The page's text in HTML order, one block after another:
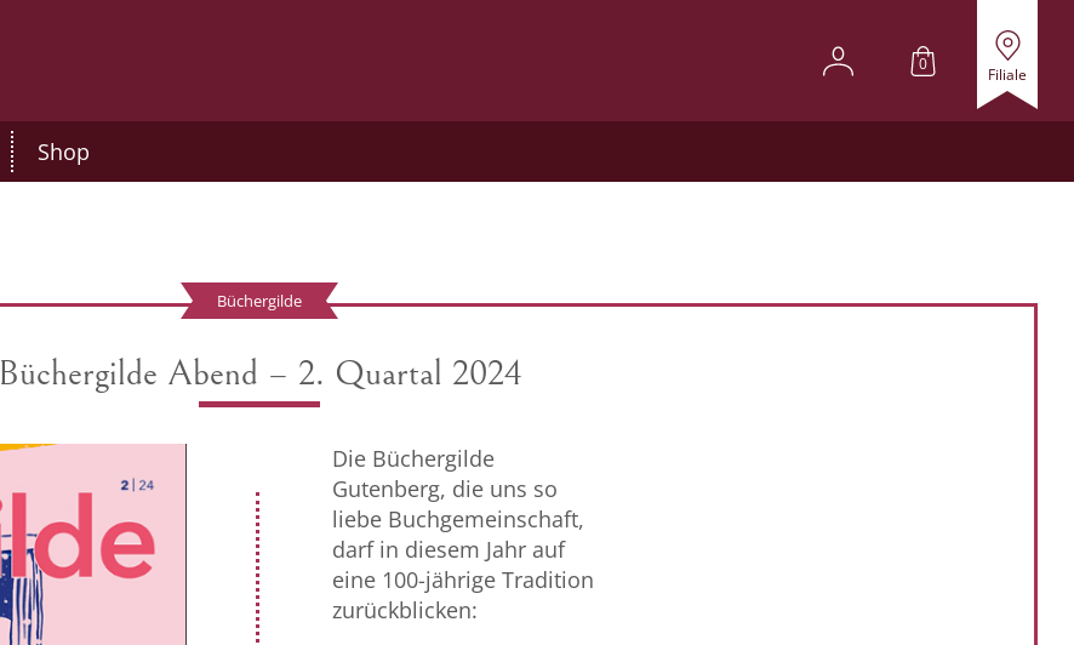
0
Filiale
Shop
Büchergilde
Büchergilde Abend – 2. Quartal 2024
Die Büchergilde
Gutenberg, die uns so
liebe Buchgemeinschaft,
darf in diesem Jahr auf
eine 100-jährige Tradition
zurückblicken: